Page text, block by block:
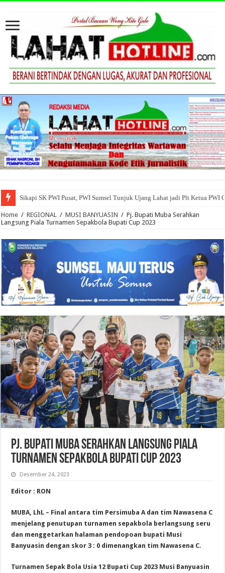
Sikapi SK PWI Pusat, PWI Sumsel Tunjuk Ujang Lahat jadi Plt Ketua PWI
Home / REGIONAL / MUSI BANYUASIN / Pj. Bupati Muba Serahkan
Langsung Piala Turnamen Sepakbola Bupati Cup 2023
Pj. Bupati Muba Serahkan Langsung Piala
Turnamen Sepakbola Bupati Cup 2023
Desember 24, 2023
Editor : RON
MUBA, LhL – Final antara tim Persimuba A dan tim Nawasena C
menjelang penutupan turnamen sepakbola berlangsung seru
dan menggetarkan halaman pendopoan bupati Musi
Banyuasin dengan skor 3 : 0 dimenangkan tim Nawasena C.
Turnamen Sepak Bola Usia 12 Bupati Cup 2023 Musi Banyuasin